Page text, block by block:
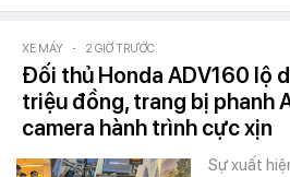
XE MÁY - 2 GIỜ TRƯỚC
Đối thủ Honda ADV160 lộ
triệu đồng, trang bị phanh
camera hành trình cực xịn
Sự xuất